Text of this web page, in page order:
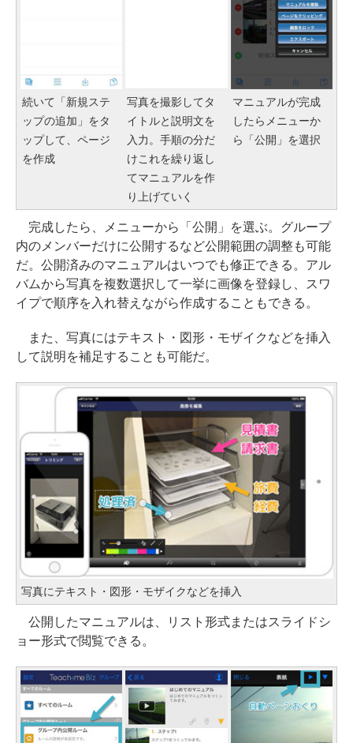
続いて「新規ステ
ップの追加」をタ
ップして、ページ
を作成
写真を撮影してタ
イトルと説明文を
入力。手順の分だ
けこれを繰り返し
てマニュアルを作
り上げていく
マニュアルが完成
したらメニューか
ら「公開」を選択
完成したら、メニューから「公開」を選ぶ。グループ
内のメンバーだけに公開するなど公開範囲の調整も可能
だ。公開済みのマニュアルはいつでも修正できる。アル
バムから写真を複数選択して一挙に画像を登録し、スワ
イプで順序を入れ替えながら作成することもできる。
また、写真にはテキスト・図形・モザイクなどを挿入
して説明を補足することも可能だ。
写真にテキスト・図形・モザイクなどを挿入
公開したマニュアルは、リスト形式またはスライドシ
ョー形式で閲覧できる。